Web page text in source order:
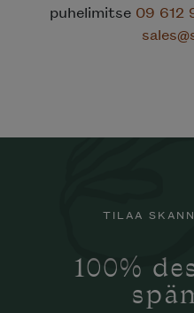
puhelimitse 09 612
TILAA
100%